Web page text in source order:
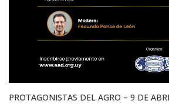
PROTAGONISTAS DEL AGRO – 9 DE